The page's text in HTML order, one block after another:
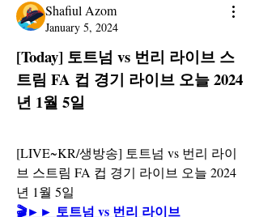
Shafiul Azom
January 5, 2024
[Today] 토트넘 vs 번리 라이브 스
트림 FA 컵 경기 라이브 오늘 2024
년 1월 5일
[LIVE~KR/생방송] 토트넘 vs 번리 라이
브 스트림 FA 컵 경기 라이브 오늘 2024
년 1월 5일
🎬►► 토트넘 vs 번리 라이브